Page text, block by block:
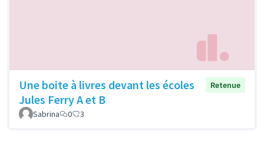
Une boite à livres devant les écoles
Jules Ferry A et B
Retenue
Sabrina 0 3